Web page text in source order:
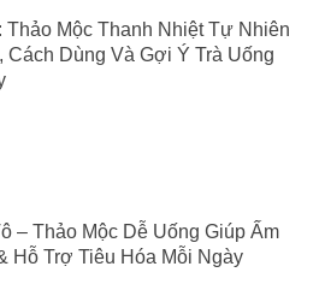
Thảo Mộc Thanh Nhiệt Tự Nhiên
Cách Dùng Và Gợi Ý Trà Uống
– Thảo Mộc Dễ Uống Giúp Ấm
Hỗ Trợ Tiêu Hóa Mỗi Ngày